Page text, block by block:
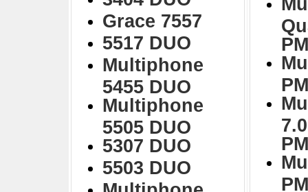
Grace 7557
5517 DUO
Multiphone
5455 DUO
Multiphone
5505 DUO
5307 DUO
5503 DUO